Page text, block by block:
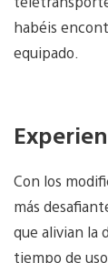
habéis
equipado.
Con los
más
que alivian la
tiempo de